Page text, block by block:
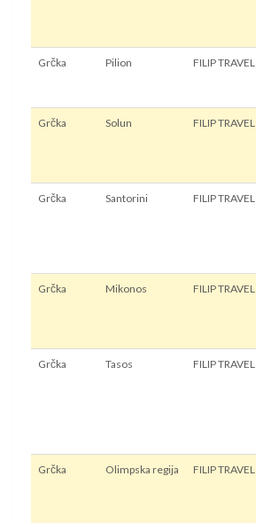
Grčka Pilion FILIP TRAVEL
Grčka Solun FILIP TRAVEL
Grčka Santorini FILIP TRAVEL
Grčka Mikonos FILIP TRAVEL
Grčka Tasos FILIP TRAVEL
Grčka Olimpska regija FILIP TRAVEL